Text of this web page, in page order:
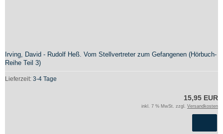
Irving, David - Rudolf Heß. Vom Stellvertreter zum Gefangenen (Hörbuch-
Reihe Teil 3)
Lieferzeit: 3-4 Tage
15,95 EUR
inkl. 7 % MwSt. zzgl. Versandkosten